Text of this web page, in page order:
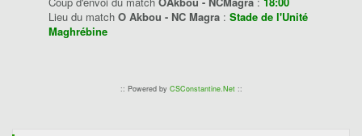
Lieu du match O Akbou - NC Magra : Stade de l'Unité
Maghrébine
:: Powered by CSConstantine.Net::